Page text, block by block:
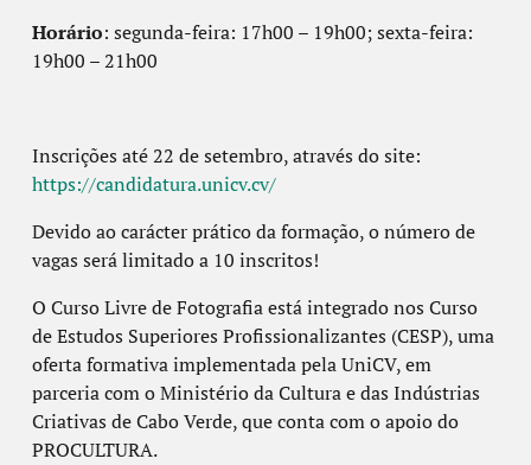
Horário: segunda-feira: 17h00 – 19h00;sexta-feira:
19h00 – 21h00
Inscrições até 22 de setembro, através do site:
https://candidatura.unicv.cv/
Devido ao carácter prático da formação, o número de
vagas será limitado a 10 inscritos!
O Curso Livre de Fotografia está integrado nos Curso
de Estudos Superiores Profissionalizantes (CESP), uma
oferta formativa implementada pela UniCV, em
parceria com o Ministério da Cultura e das Indústrias
Criativas de Cabo Verde, que conta com o apoio do
PROCULTURA.